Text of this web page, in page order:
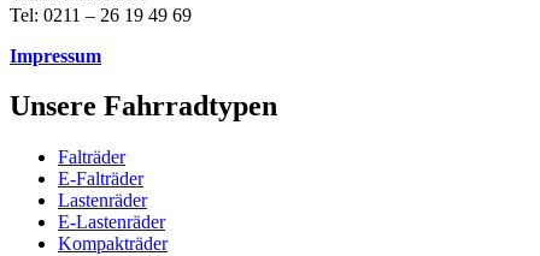
Tel: 0211 – 26 19 49 69
Impressum
Unsere Fahrradtypen
Falträder
E-Falträder
Lastenräder
E-Lastenräder
Kompakträder